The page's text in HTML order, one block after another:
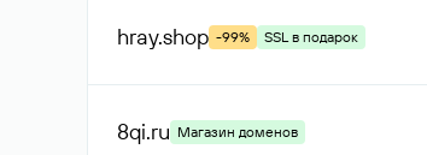
hray.shop -99% SSL в подарок
8qi.ru Магазин доменов